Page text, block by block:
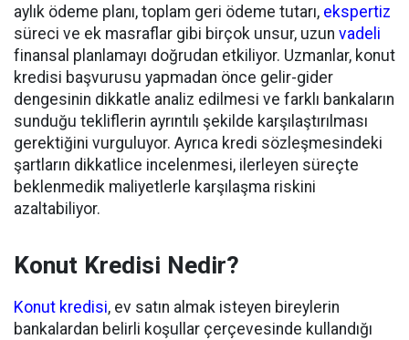
aylık ödeme planı, toplam geri ödeme tutarı, ekspertiz
süreci ve ek masraflar gibi birçok unsur, uzun vadeli
finansal planlamayı doğrudan etkiliyor. Uzmanlar, konut
kredisi başvurusu yapmadan önce gelir-gider
dengesinin dikkatle analiz edilmesi ve farklı bankaların
sunduğu tekliflerin ayrıntılı şekilde karşılaştırılması
gerektiğini vurguluyor. Ayrıca kredi sözleşmesindeki
şartların dikkatlice incelenmesi, ilerleyen süreçte
beklenmedik maliyetlerle karşılaşma riskini
azaltabiliyor.
Konut Kredisi Nedir?
Konut kredisi, ev satın almak isteyen bireylerin
bankalardan belirli koşullar çerçevesinde kullandığı